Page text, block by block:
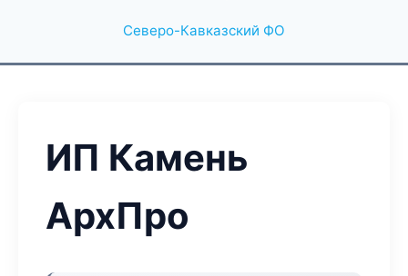
Северо-Кавказский ФО
ИП Камень
АрхПро